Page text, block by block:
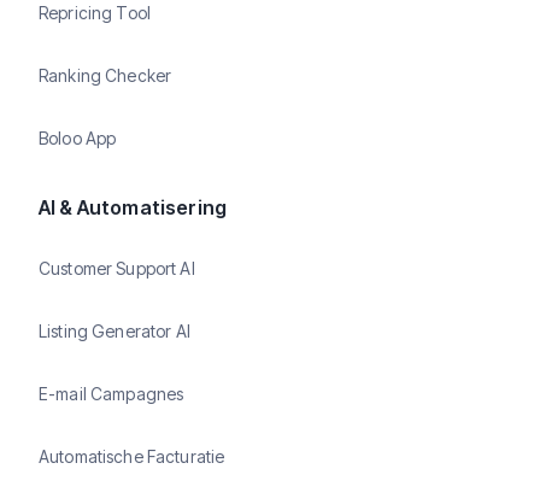
Repricing Tool
Ranking Checker
Boloo App
AI & Automatisering
Customer Support AI
Listing Generator AI
E-mail Campagnes
Automatische Facturatie